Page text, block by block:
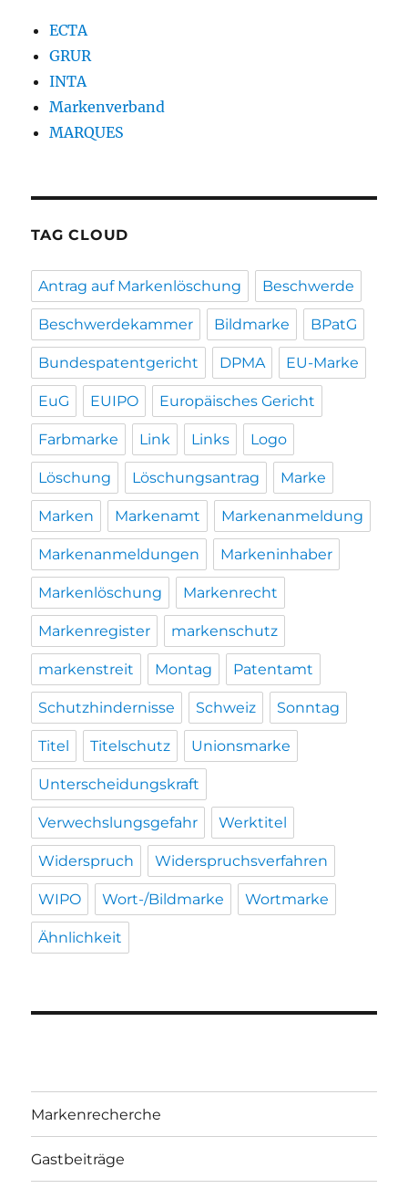
ECTA
GRUR
INTA
Markenverband
MARQUES
TAG CLOUD
Antrag auf Markenlöschung Beschwerde
Beschwerdekammer Bildmarke BPatG
Bundespatentgericht DPMA EU-Marke
EuG EUIPO Europäisches Gericht
Farbmarke Link Links Logo
Löschung Löschungsantrag Marke
Marken Markenamt Markenanmeldung
Markenanmeldungen Markeninhaber
Markenlöschung Markenrecht
Markenregister markenschutz
markenstreit Montag Patentamt
Schutzhindernisse Schweiz Sonntag
Titel Titelschutz Unionsmarke
Unterscheidungskraft
Verwechslungsgefahr Werktitel
Widerspruch Widerspruchsverfahren
WIPO Wort-/Bildmarke Wortmarke
Ähnlichkeit
Markenrecherche
Gastbeiträge